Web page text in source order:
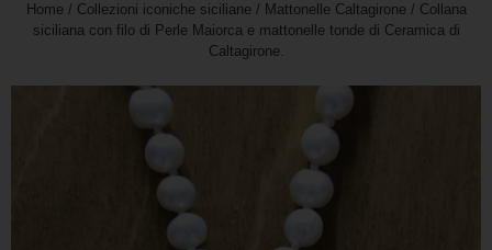
Home / Collezioni iconiche siciliane / Mattonelle Caltagirone / Collana
siciliana con filo di Perle Maiorca e mattonelle tonde di Ceramica di
Caltagirone.